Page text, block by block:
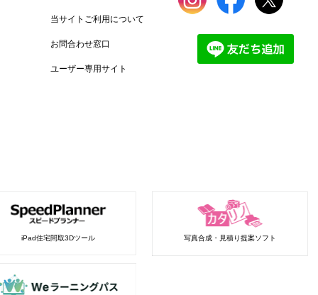
当サイトご利用について
お問合わせ窓口
ユーザー専用サイト
iPad住宅間取3Dツール 写真合成・見積り提案ソフト